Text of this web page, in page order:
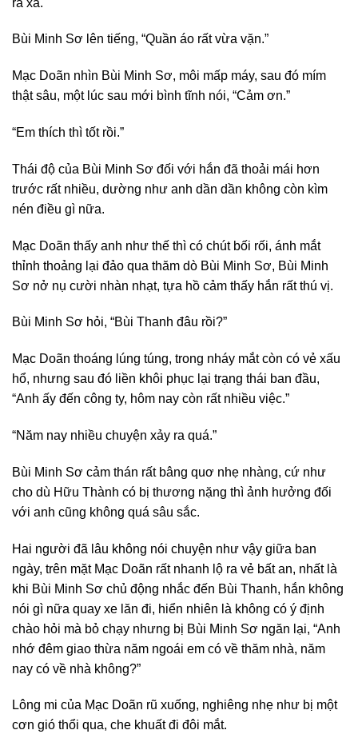
Bùi Minh Sơ lên tiếng, “Quần áo rất vừa vặn.”
Mạc Doãn nhìn Bùi Minh Sơ, môi mấp máy, sau đó mím
thật sâu, một lúc sau mới bình tĩnh nói, “Cảm ơn.”
“Em thích thì tốt rồi.”
Thái độ của Bùi Minh Sơ đối với hắn đã thoải mái hơn
trước rất nhiều, dường như anh dần dần không còn kìm
nén điều gì nữa.
Mạc Doãn thấy anh như thế thì có chút bối rối, ánh mắt
thỉnh thoảng lại đảo qua thăm dò Bùi Minh Sơ, Bùi Minh
Sơ nở nụ cười nhàn nhạt, tựa hồ cảm thấy hắn rất thú vị.
Bùi Minh Sơ hỏi, “Bùi Thanh đâu rồi?”
Mạc Doãn thoáng lúng túng, trong nháy mắt còn có vẻ xấu
hổ, nhưng sau đó liền khôi phục lại trạng thái ban đầu,
“Anh ấy đến công ty, hôm nay còn rất nhiều việc.”
“Năm nay nhiều chuyện xảy ra quá.”
Bùi Minh Sơ cảm thán rất bâng quơ nhẹ nhàng, cứ như
cho dù Hữu Thành có bị thương nặng thì ảnh hưởng đối
với anh cũng không quá sâu sắc.
Hai người đã lâu không nói chuyện như vậy giữa ban
ngày, trên mặt Mạc Doãn rất nhanh lộ ra vẻ bất an, nhất là
khi Bùi Minh Sơ chủ động nhắc đến Bùi Thanh, hắn không
nói gì nữa quay xe lăn đi, hiển nhiên là không có ý định
chào hỏi mà bỏ chạy nhưng bị Bùi Minh Sơ ngăn lại, “Anh
nhớ đêm giao thừa năm ngoái em có về thăm nhà, năm
nay có về nhà không?”
Lông mi của Mạc Doãn rũ xuống, nghiêng nhẹ như bị một
cơn gió thổi qua, che khuất đi đôi mắt.